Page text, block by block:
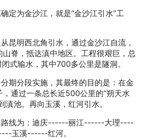
定为金沙江，就是“金沙江引水”工
昆明西北角引水，通过金沙江自流，
脊，抵达滇中地区。工程很艰巨，总
式输水，其中700多公里是隧洞。
期分段实施，其最终的目的是：在金
通过一条总长近500公里的“朔天水
滇池。再向玉溪，红河引水。
路线为：迪庆------丽江------大理----
玉溪------红河。